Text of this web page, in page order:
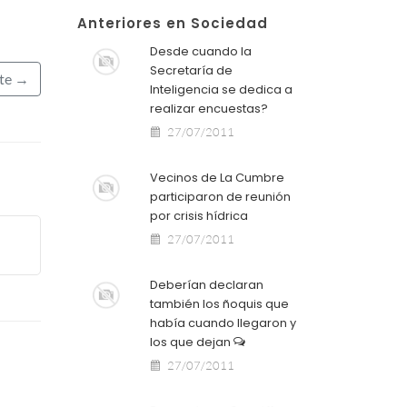
→
Anteriores en Sociedad
Desde cuando la
Secretaría de
Inteligencia se dedica a
realizar encuestas?
27/07/2011
Vecinos de La Cumbre
participaron de reunión
por crisis hídrica
27/07/2011
Deberían declaran
también los ñoquis que
había cuando llegaron y
los que dejan
27/07/2011